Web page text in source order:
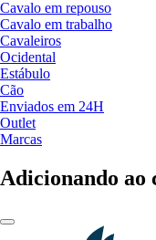
Cavalo em repouso
Cavalo em trabalho
Cavaleiros
Ocidental
Estábulo
Cão
Enviados em 24H
Outlet
Marcas
Adicionando ao